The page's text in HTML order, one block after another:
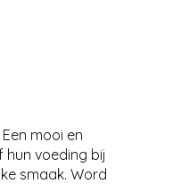
mooi en
hun voeding bij
smaak. Word